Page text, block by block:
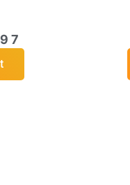
7